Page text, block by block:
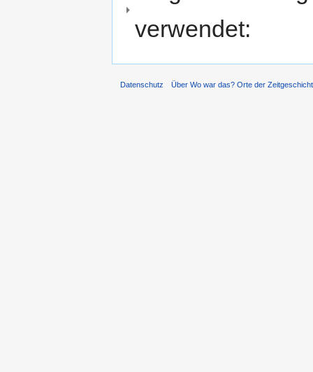
verwendet:
Datenschutz Über Wo war das? Orte der